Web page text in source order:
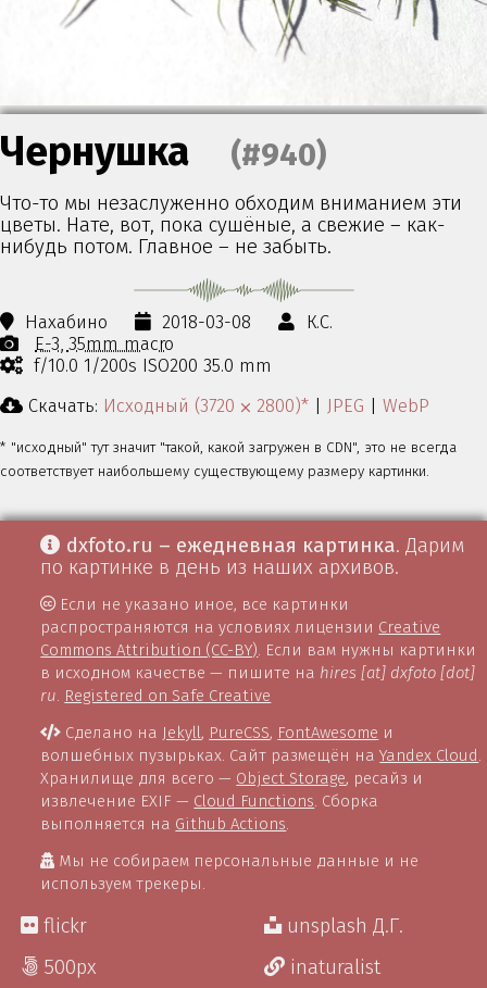
Чернушка (#940)
Что-то мы незаслуженно обходим вниманием эти
цветы. Нате, вот, пока сушёные, а свежие – как-
нибудь потом. Главное – не забыть.
Нахабино 2018-03-08
К.С.
E-3 35mm macro
f/10.0 1/200s ISO200 35.0 mm
Скачать: Исходный (3720 ⨉ 2800)* JPEG WebP
* "исходный" тут значит "такой, какой загружен в CDN", это не всегда
соответствует наибольшему существующему размеру картинки.
dxfoto.ru – ежедневная картинка. Дарим
по картинке в день из наших архивов.
Если не указано иное, все картинки
распространяются на условиях лицензии Creative
Commons Attribution (CC-BY). Если вам нужны картинки
в исходном качестве — пишите на hires [at] dxfoto [dot]
ru. Registered on Safe Creative
Сделано на Jekyll, PureCSS, FontAwesome и
волшебных пузырьках. Сайт размещён наYandex Cloud.
Хранилище для всего — Object Storage, ресайз и
извлечение EXIF — Cloud Functions. Сборка
выполняется на Github Actions.
Мы не собираем персональные данные и не
используем трекеры.
flickr
500px
unsplash Д.Г.
inaturalist